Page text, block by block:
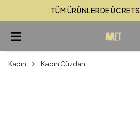
TÜM ÜRÜNLERDE
Kadın Kadın Cüzdan